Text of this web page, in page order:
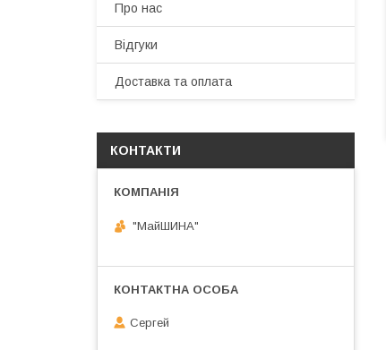
Про нас
Відгуки
Доставка та оплата
КОНТАКТИ
"МайШИНА"
Сергей